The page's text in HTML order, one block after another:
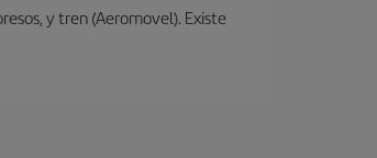
y tren (Aeromovel). Existe